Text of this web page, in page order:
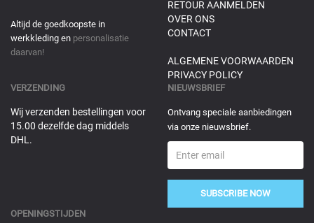
Altijd de goedkoopste in
werkkleding en personalisatie
daarvan!
RETOUR AANMELDEN
OVER ONS
CONTACT
ALGEMENE VOORWAARDEN
PRIVACY POLICY
VERZENDING
Wij verzenden bestellingen voor
15.00 dezelfde dag middels
DHL.
NIEUWSBRIEF
Ontvang speciale aanbiedingen
via onze nieuwsbrief.
SUBSCRIBE NOW
OPENINGSTIJDEN